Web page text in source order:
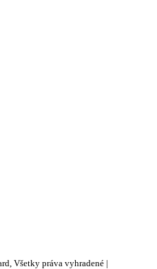
Všetky práva vyhradené |